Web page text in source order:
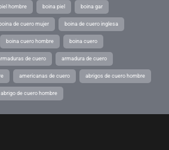
hombre boina piel boina gar
boina de cuero mujer boina de cuero inglesa
boina cuero hombre boina cuero
de cuero armadura de cuero
americanas de cuero abrigos de cuero hombre
abrigo de cuero hombre